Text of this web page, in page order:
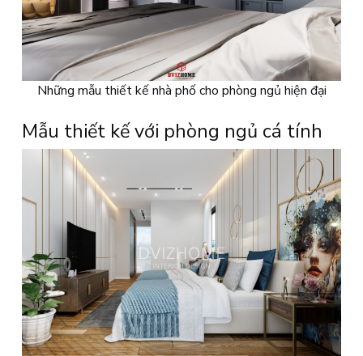
Những mẫu thiết kế nhà phố cho phòng ngủ hiện đại
Mẫu thiết kế với phòng ngủ cá tính